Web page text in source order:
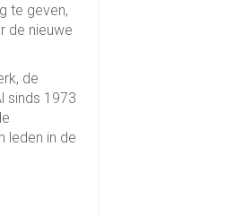
te geven,
de nieuwe
de
sinds 1973
leden in de